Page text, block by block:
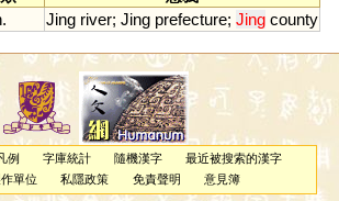
Jing river; Jing prefecture; Jing county
例 字庫統計 隨機漢字
最近被搜索的漢字
單位 私隱政策 免責聲明 意見簿